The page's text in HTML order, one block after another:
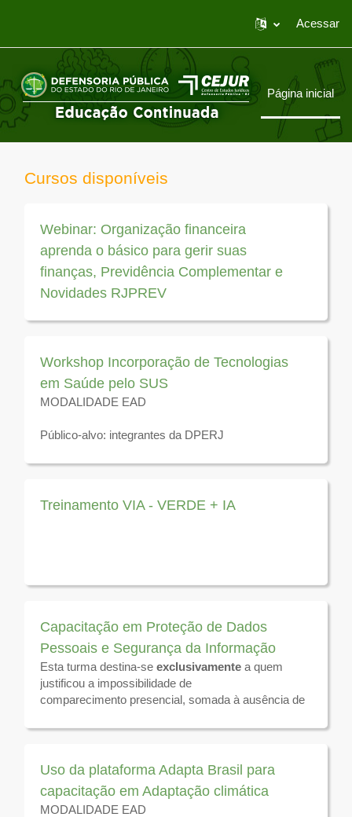
Ir para o conteúdo principal
Acessar
Página inicial
Cursos disponíveis
Webinar: Organização financeira
aprenda o básico para gerir suas
finanças, Previdência Complementar e
Novidades RJPREV
Workshop Incorporação de Tecnologias
em Saúde pelo SUS
MODALIDADE EAD
Público-alvo: integrantes da DPERJ
Disponível para visualização até 31 de dezembro de
Treinamento VIA - VERDE + IA
MODALIDADE EAD
Público-alvo: integrantes da DPERJ
Disponível para visuzaliação até 31 de dezembro de
2026
Capacitação em Proteção de Dados
Pessoais e Segurança da Informação
Esta turma destina-se exclusivamente a quem
justificou a impossibilidade de
comparecimento presencial, somada à ausência de
capacitações físicaspor ora.
Março/2026
Uso da plataforma Adapta Brasil para
capacitação em Adaptação climática
MODALIDADE EAD